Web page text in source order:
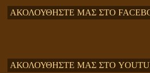
ΑΚΟΛΟΥΘΗΣΤΕ ΜΑΣ ΣΤΟ
ΑΚΟΛΟΥΘΗΣΤΕ ΜΑΣ ΣΤΟ